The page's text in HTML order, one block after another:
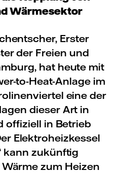
Wärmesektor
Erster
der Freien und
hat heute mit
to-Heat-Anlage im
eine der
dieser Art in
offiziell in Betrieb
Elektroheizkessel
kann zukünftig
zum Heizen